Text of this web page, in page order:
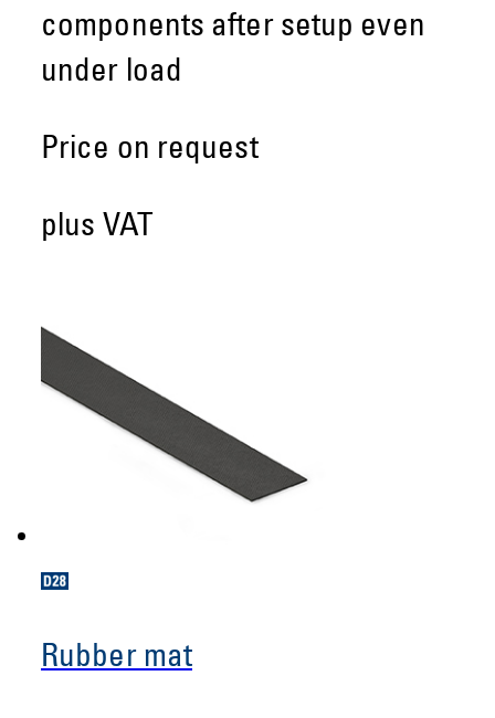
components after setup even
under load
Price on request
plus VAT
Rubber mat